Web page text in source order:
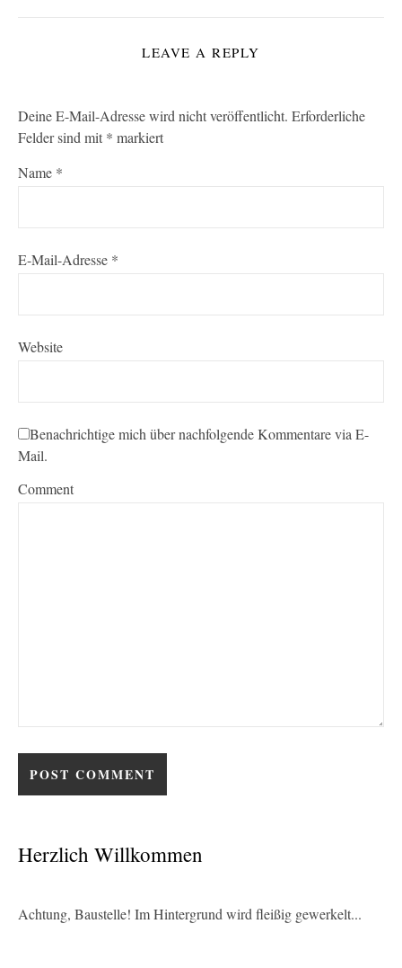
LEAVE A REPLY
Deine E-Mail-Adresse wird nicht veröffentlicht. Erforderliche
Felder sind mit * markiert
Name *
E-Mail-Adresse *
Website
Benachrichtige mich über nachfolgende Kommentare via E-
Mail.
Comment
Herzlich Willkommen
Achtung, Baustelle! Im Hintergrund wird fleißig gewerkelt...